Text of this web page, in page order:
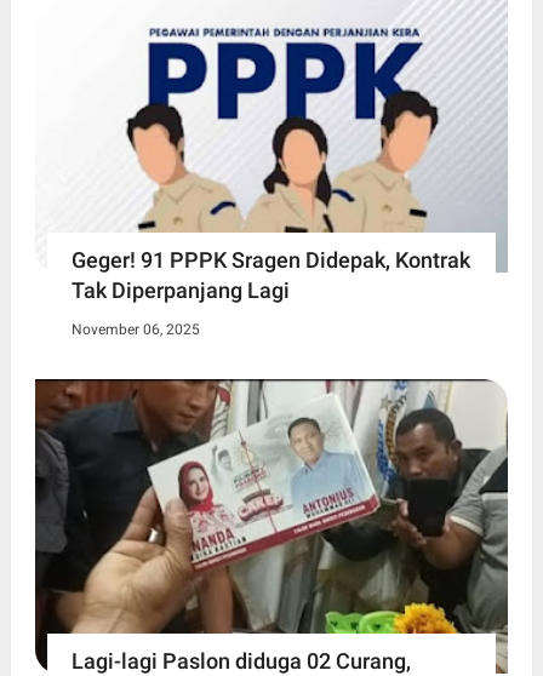
Geger! 91 PPPK Sragen Didepak, Kontrak
Tak Diperpanjang Lagi
November 06, 2025
Lagi-lagi Paslon diduga 02 Curang,